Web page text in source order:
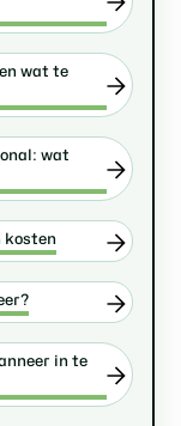
wat te
wat
kosten
in te